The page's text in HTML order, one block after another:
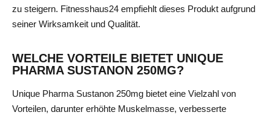
zu steigern. Fitnesshaus24 empfiehlt dieses Produkt aufgrund
seiner Wirksamkeit und Qualität.
WELCHE VORTEILE BIETET UNIQUE
PHARMA SUSTANON 250MG?
Unique Pharma Sustanon 250mg bietet eine Vielzahl von
Vorteilen, darunter erhöhte Muskelmasse, verbesserte